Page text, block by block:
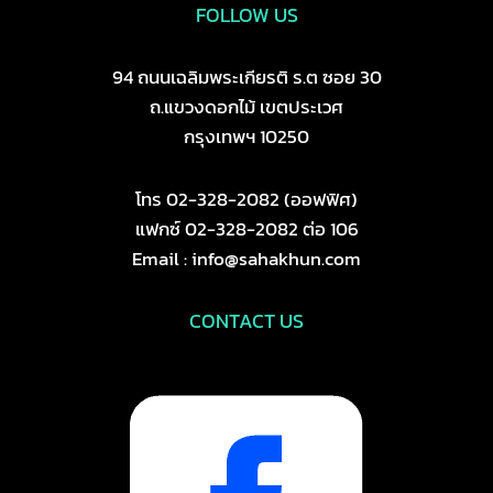
FOLLOW US
94 ถนนเฉลิมพระเกียรติ ร.ต ซอย 30
ถ.แขวงดอกไม้ เขตประเวศ
กรุงเทพฯ 10250
โทร 02-328-2082 (ออฟฟิศ)
แฟกซ์ 02-328-2082 ต่อ 106
Email : info@sahakhun.com
CONTACT US